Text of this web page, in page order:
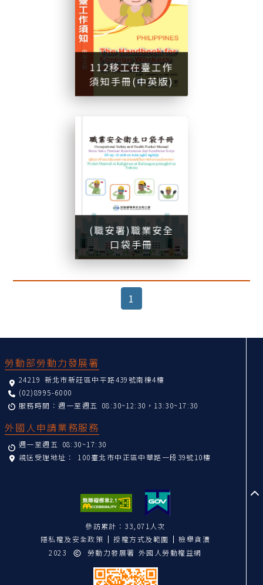
112移工在臺工作
須知手冊(中英版)
112移工在臺工作須知手冊中英版
(職安署)職業安全
口袋手冊
(職安署)職業安全口袋手冊
1
勞動部勞動力發展署
24219 新北市新莊區中平路439號南棟4樓
(02)8995-6000
服務時間：週一至週五 08:30~12:30，13:30~17:30
外國人申請業務服務
週一至週五 08:30~17:30
親送受理地址： 100臺北市中正區中華路一段39號10樓
參訪累計：33,071人次
隱私權及安全政策
授權方式及範圍
檢舉貪瀆
2023
勞動力發展署 外國人勞動權益網
至